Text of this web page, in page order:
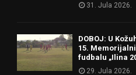
31. Jula 2026.
DOBOJ: U
15.
fudbalu „Ilina
29. Jula 2026.